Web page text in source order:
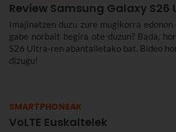
Review Samsung Galaxy S26
Imajinatzen duzu zure mugikorra
gabe norbait begira ote duzun? Bada,
S26 Ultra-ren abantailetako bat. Bideo
dizugu!
SMARTPHONEAK
VoLTE Euskaltelek